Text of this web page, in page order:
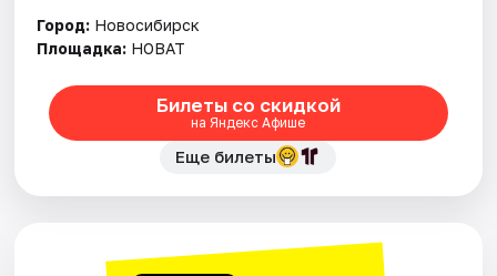
Город: Новосибирск
Площадка: НОВАТ
Билеты со скидкой
на Яндекс Афише
Еще билеты